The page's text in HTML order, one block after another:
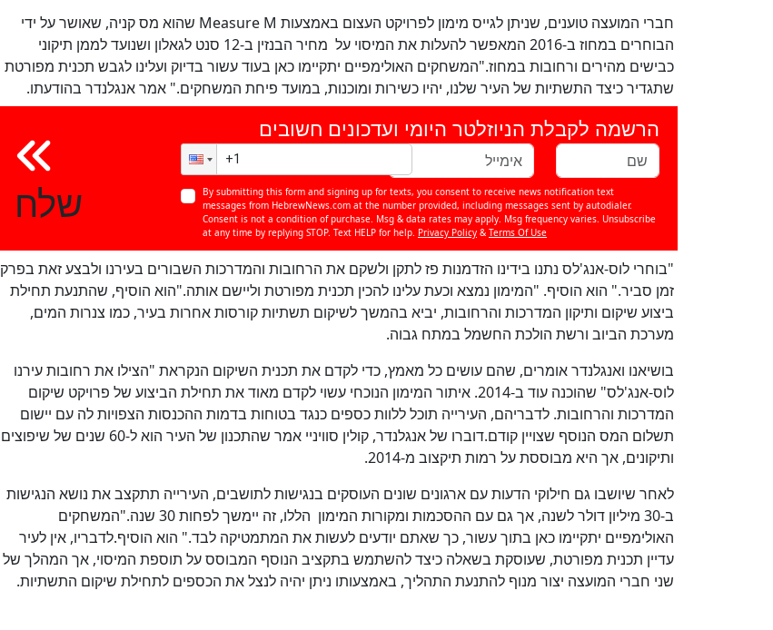
חברי המועצה טוענים, שניתן לגייס מימון לפרויקט העצום באמצעות Measure M שהוא מס קניה, שאושר על ידי
הבוחרים במחוז ב-2016 המאפשר להעלות את המיסוי על מחיר הבנזין ב-12 סנט לגאלון ושנועד לממן תיקוני
כבישים מהירים ורחובות במחוז."המשחקים האולימפיים יתקיימו כאן בעוד עשור בדיוק ועלינו לגבש תכנית מפורטת
שתגדיר כיצד התשתיות של העיר שלנו, יהיו כשירות ומוכנות, במועד פיחת המשחקים." אמר אנגלנדר בהודעתו.
שלח
הרשמה לקבלת הניוזלטר היומי ועדכונים חשובים
By submitting this form and signing up for texts, you consent to receive news notification text
messages from HebrewNews.com at the number provided, including messages sent by autodialer.
Consent is not a condition of purchase. Msg & data rates may apply. Msg frequency varies. Unsubscribe
at any time by replying STOP. Text HELP for help. Privacy Policy & Terms Of Use
"בוחרי לוס-אנג'לס נתנו בידינו הזדמנות פז לתקן ולשקם את הרחובות והמדרכות השבורים בעירנו ולבצע זאת בפרק
זמן סביר." הוא הוסיף. "המימון נמצא וכעת עלינו להכין תכנית מפורטת וליישם אותה."הוא הוסיף, שהתנעת תחילת
ביצוע שיקום ותיקון המדרכות והרחובות, יביא בהמשך לשיקום תשתיות קורסות אחרות בעיר, כמו צנרות המים,
מערכת הביוב ורשת הולכת החשמל במתח גבוה.
בושיאנו ואנגלנדר אומרים, שהם עושים כל מאמץ, כדי לקדם את תכנית השיקום הנקראת "הצילו את רחובות עירנו
לוס-אנג'לס" שהוכנה עוד ב-2014. איתור המימון הנוכחי עשוי לקדם מאוד את תחילת הביצוע של פרויקט שיקום
המדרכות והרחובות. לדבריהם, העירייה תוכל ללוות כספים כנגד בטוחות בדמות ההכנסות הצפויות לה עם יישום
תשלום המס הנוסף שצויין קודם.דוברו של אנגלנדר, קולין סוויניי אמר שהתכנון של העיר הוא ל-60 שנים של שיפוצים
ותיקונים, אך היא מבוססת על רמות תיקצוב מ-2014.
לאחר שיושבו גם חילוקי הדעות עם ארגונים שונים העוסקים בנגישות לתושבים, העירייה תתקצב את נושא הנגישות
ב-30 מיליון דולר לשנה, אך גם עם ההסכמות ומקורות המימון הללו, זה יימשך לפחות 30 שנה."המשחקים
האולימפיים יתקיימו כאן בתוך עשור, כך שאתם יודעים לעשות את המתמטיקה לבד." הוא הוסיף.לדבריו, אין לעיר
עדיין תכנית מפורטת, שעוסקת בשאלה כיצד להשתמש בתקציב הנוסף המבוסס על תוספת המיסוי, אך המהלך של
שני חברי המועצה יצור מנוף להתנעת התהליך, באמצעותו ניתן יהיה לנצל את הכספים לתחילת שיקום התשתיות.